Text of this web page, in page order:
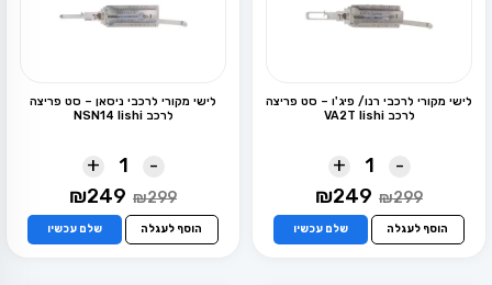
לישי מקורי לרכבי רנו/ פיג'ו – סט פריצה
לרכב VA2T lishi
-
+
₪299
המחיר
₪299.
₪249
הוא:
₪249.
הוסף לעגלה שלם עכשיו
לישי מקורי לרכבי ניסאן – סט פריצה
לרכב NSN14 lishi
-
+
₪299
המחיר
₪299.
₪249
הוא:
₪249.
הוסף לעגלה שלם עכשיו